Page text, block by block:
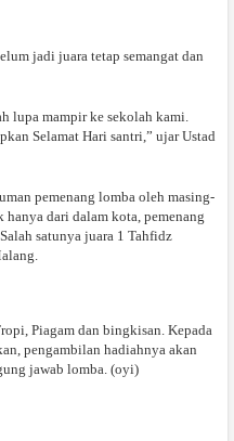
jadi juara tetap semangat dan
lupa mampir ke sekolah kami.
Selamat Hari santri,” ujar Ustad
pemenang lomba oleh masing-
dari dalam kota, pemenang
satunya juara 1 Tahfidz
Piagam dan bingkisan. Kepada
pengambilan hadiahnya akan
jawab lomba. (oyi)